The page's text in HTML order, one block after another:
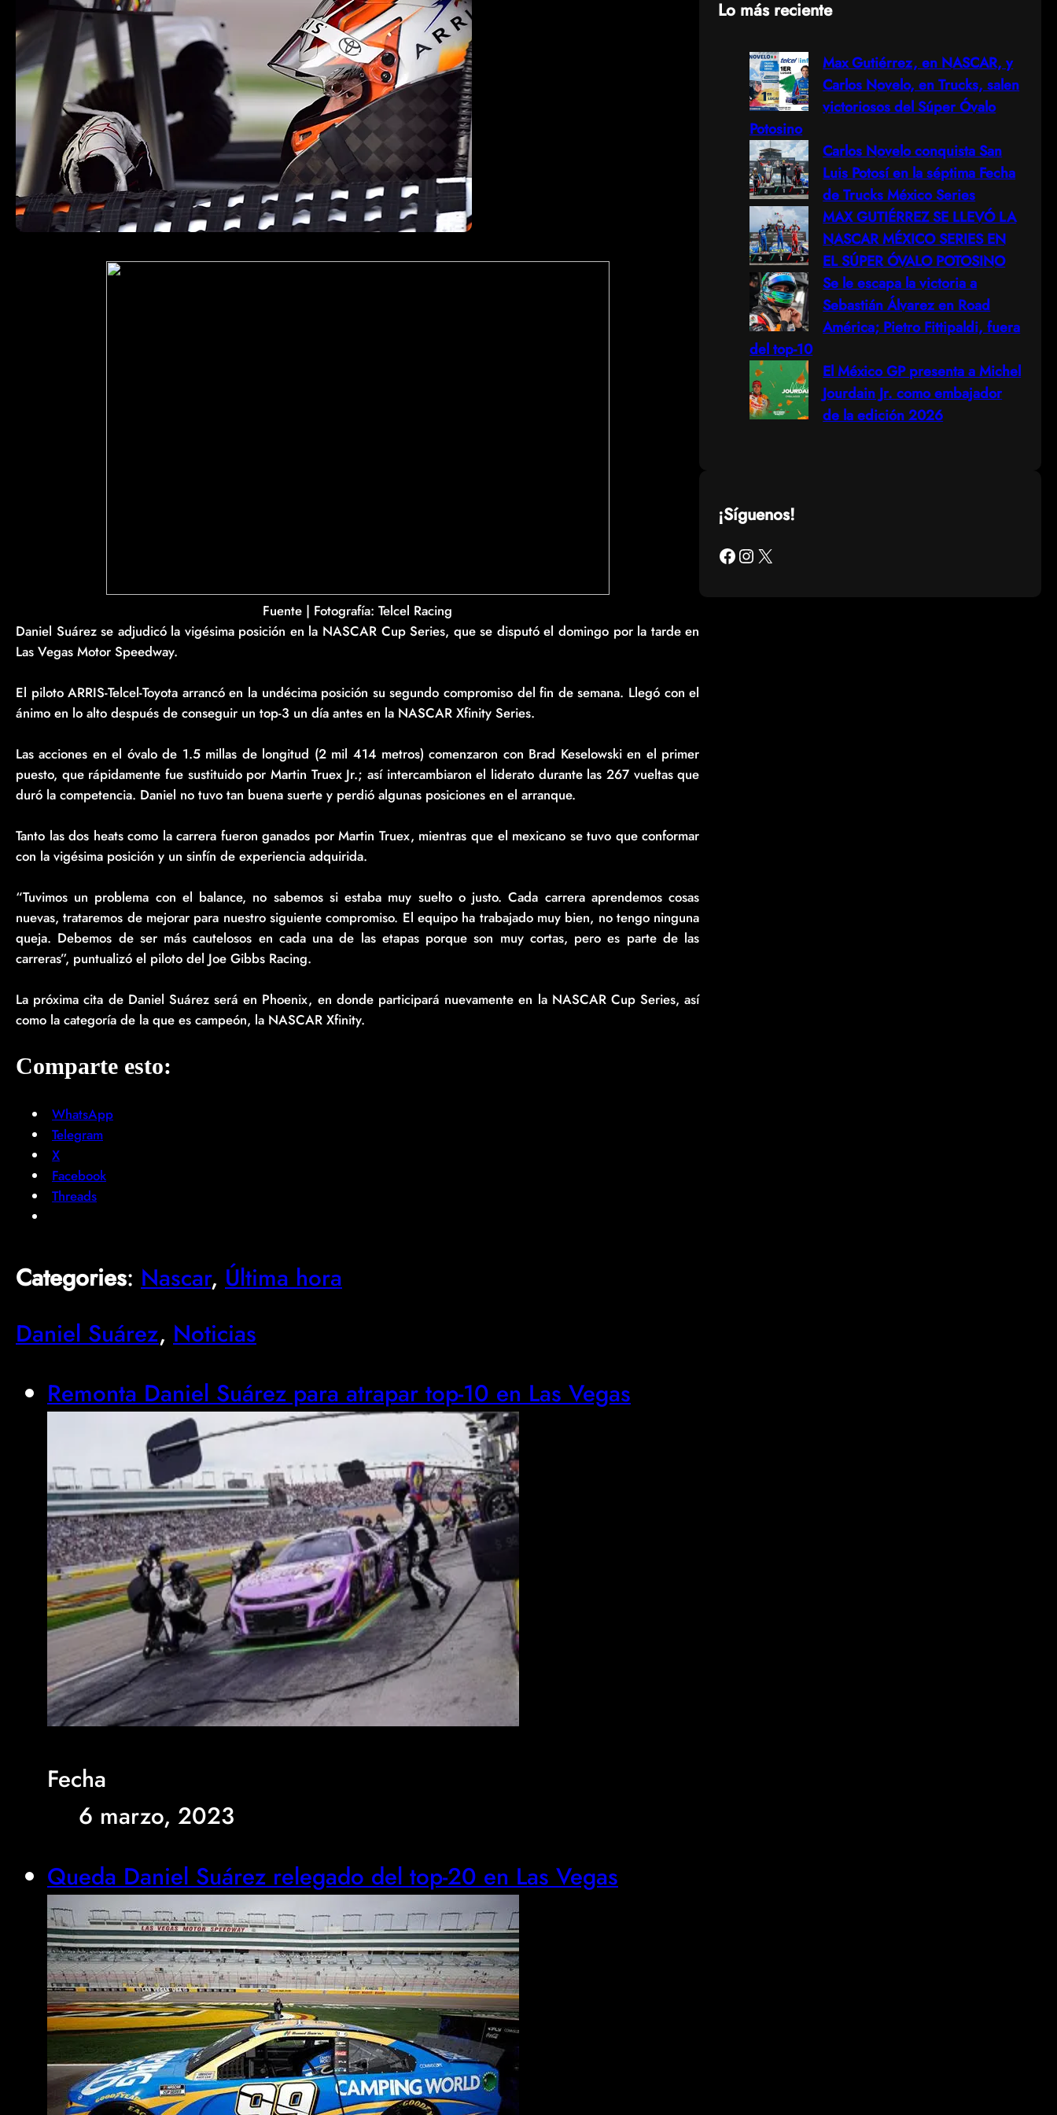
Fuente | Fotografía: Telcel Racing
Daniel Suárez se adjudicó la vigésima posición en la NASCAR Cup Series, que se disputó el domingo por la tarde en
Las Vegas Motor Speedway.
El piloto ARRIS-Telcel-Toyota arrancó en la undécima posición su segundo compromiso del fin de semana. Llegó con el
ánimo en lo alto después de conseguir un top-3 un día antes en la NASCAR Xfinity Series.
Las acciones en el óvalo de 1.5 millas de longitud (2 mil 414 metros) comenzaron con Brad Keselowski en el primer
puesto, que rápidamente fue sustituido por Martin Truex Jr.; así intercambiaron el liderato durante las 267 vueltas que
duró la competencia. Daniel no tuvo tan buena suerte y perdió algunas posiciones en el arranque.
Tanto las dos heats como la carrera fueron ganados por Martin Truex, mientras que el mexicano se tuvo que conformar
con la vigésima posición y un sinfín de experiencia adquirida.
“Tuvimos un problema con el balance, no sabemos si estaba muy suelto o justo. Cada carrera aprendemos cosas
nuevas, trataremos de mejorar para nuestro siguiente compromiso. El equipo ha trabajado muy bien, no tengo ninguna
queja. Debemos de ser más cautelosos en cada una de las etapas porque son muy cortas, pero es parte de las
carreras”, puntualizó el piloto del Joe Gibbs Racing.
La próxima cita de Daniel Suárez será en Phoenix, en donde participará nuevamente en la NASCAR Cup Series, así
como la categoría de la que es campeón, la NASCAR Xfinity.
Comparte esto:
WhatsApp
Telegram
X
Facebook
Threads
Categories: Nascar, Última hora
Daniel Suárez, Noticias
Remonta Daniel Suárez para atrapar top-10 en Las Vegas
Fecha
6 marzo, 2023
Queda Daniel Suárez relegado del top-20 en Las Vegas
Lo más reciente
Max Gutiérrez, en NASCAR, y
Carlos Novelo, en Trucks, salen
victoriosos del Súper Óvalo
Potosino
Carlos Novelo conquista San
Luis Potosí en la séptima Fecha
de Trucks México Series
MAX GUTIÉRREZ SE LLEVÓ LA
NASCAR MÉXICO SERIES EN
EL SÚPER ÓVALO POTOSINO
Se le escapa la victoria a
Sebastián Álvarez en Road
América; Pietro Fittipaldi, fuera
del top-10
El México GP presenta a Michel
Jourdain Jr. como embajador
de la edición 2026
¡Síguenos!
Facebook Instagram X